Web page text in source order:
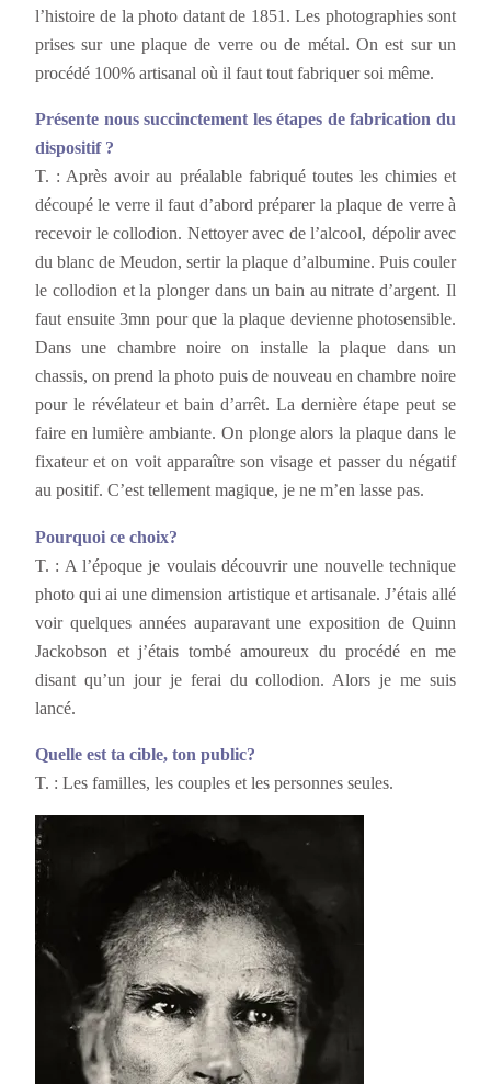
l’histoire de la photo datant de 1851. Les photographies sont
prises sur une plaque de verre ou de métal. On est sur un
procédé 100% artisanal où il faut tout fabriquer soi même.
Présente nous succinctement les étapes de fabrication du
dispositif ?
T. : Après avoir au préalable fabriqué toutes les chimies et
découpé le verre il faut d’abord préparer la plaque de verre à
recevoir le collodion. Nettoyer avec de l’alcool, dépolir avec
du blanc de Meudon, sertir la plaque d’albumine. Puis couler
le collodion et la plonger dans un bain au nitrate d’argent. Il
faut ensuite 3mn pour que la plaque devienne photosensible.
Dans une chambre noire on installe la plaque dans un
chassis, on prend la photo puis de nouveau en chambre noire
pour le révélateur et bain d’arrêt. La dernière étape peut se
faire en lumière ambiante. On plonge alors la plaque dans le
fixateur et on voit apparaître son visage et passer du négatif
au positif. C’est tellement magique, je ne m’en lasse pas.
Pourquoi ce choix?
T. : A l’époque je voulais découvrir une nouvelle technique
photo qui ai une dimension artistique et artisanale. J’étais allé
voir quelques années auparavant une exposition de Quinn
Jackobson et j’étais tombé amoureux du procédé en me
disant qu’un jour je ferai du collodion. Alors je me suis
lancé.
Quelle est ta cible, ton public?
T. : Les familles, les couples et les personnes seules.